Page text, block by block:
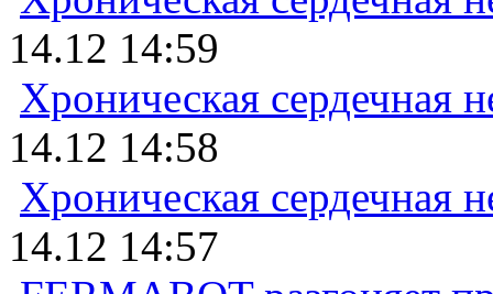
14.12 14:59
Хроническая сердечная
14.12 14:58
Хроническая сердечная
14.12 14:57